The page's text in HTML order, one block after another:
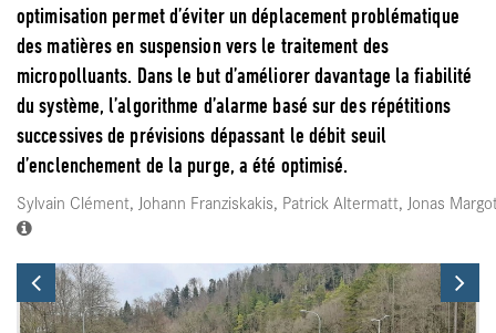
optimisation permet d’éviter un déplacement problématique
des matières en suspension vers le traitement des
micropolluants. Dans le but d’améliorer davantage la fiabilité
du système, l’algorithme d’alarme basé sur des répétitions
successives de prévisions dépassant le débit seuil
d’enclenchement de la purge, a été optimisé.
Sylvain Clément, Johann Franziskakis, Patrick Altermatt, Jonas
Previous